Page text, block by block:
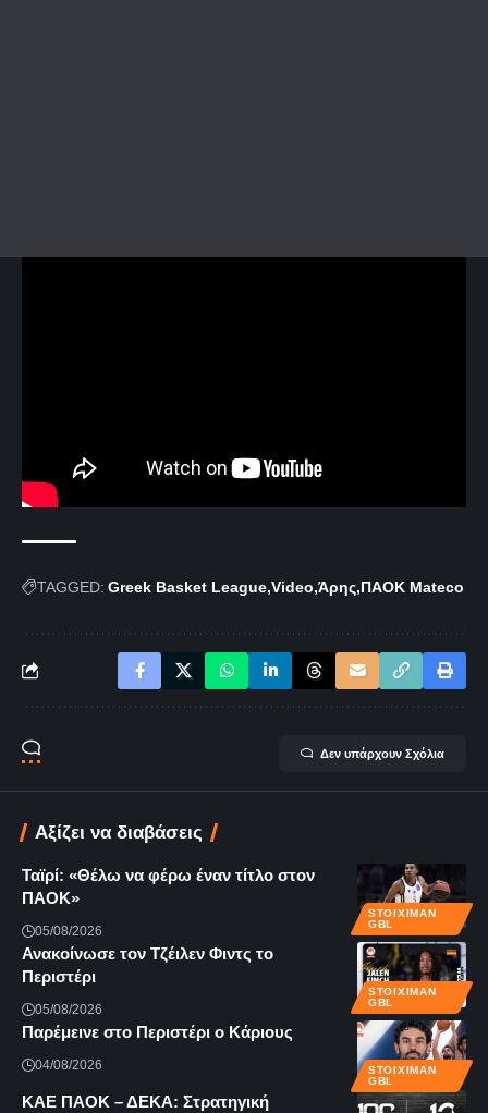
TAGGED: Greek Basket League Video Άρης ΠΑΟΚ Μateco
Δεν υπάρχουν Σχόλια
Αξίζει να διαβάσεις
STOIXIMAN
GBL
Ταϊρί: «Θέλω να φέρω έναν τίτλο στον
ΠΑΟΚ»
05/08/2026
STOIXIMAN
GBL
Ανακοίνωσε τον Τζέιλεν Φιντς το
Περιστέρι
05/08/2026
STOIXIMAN
GBL
Παρέμεινε στο Περιστέρι ο Κάριους
04/08/2026
KAE ΠΑΟΚ – ΔΕΚΑ: Στρατηγική